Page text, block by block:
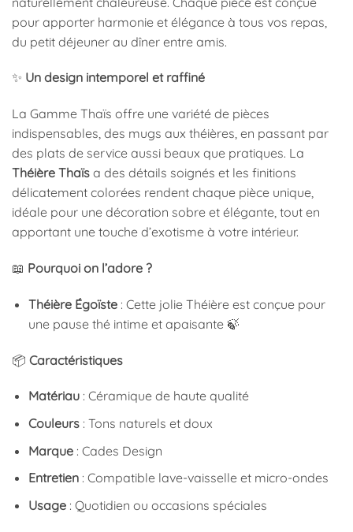
pour apporter harmonie et élégance à tous vos repas,
du petit déjeuner au dîner entre amis.
✨ Un design intemporel et raffiné
La Gamme Thaïs offre une variété de pièces
indispensables, des mugs aux théières, en passant par
des plats de service aussi beaux que pratiques. La
Théière Thaïs a des détails soignés et les finitions
délicatement colorées rendent chaque pièce unique,
idéale pour une décoration sobre et élégante, tout en
apportant une touche d’exotisme à votre intérieur.
📖 Pourquoi on l’adore ?
Théière Égoïste: Cette jolie Théière est conçue pour
une pause thé intime et apaisante 🍃
📦 Caractéristiques
Matériau: Céramique de haute qualité
Couleurs: Tons naturels et doux
Marque: Cades Design
Entretien: Compatible lave-vaisselle et micro-ondes
Usage: Quotidien ou occasions spéciales